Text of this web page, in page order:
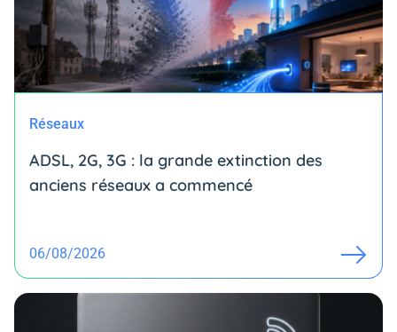
Réseaux
ADSL, 2G, 3G : la grande extinction des
anciens réseaux a commencé
06/08/2026